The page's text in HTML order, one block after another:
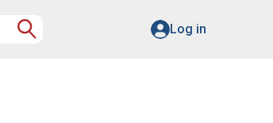
Log in